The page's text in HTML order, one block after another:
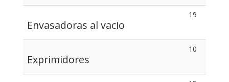
Envasadoras al vacio
19
Exprimidores
10